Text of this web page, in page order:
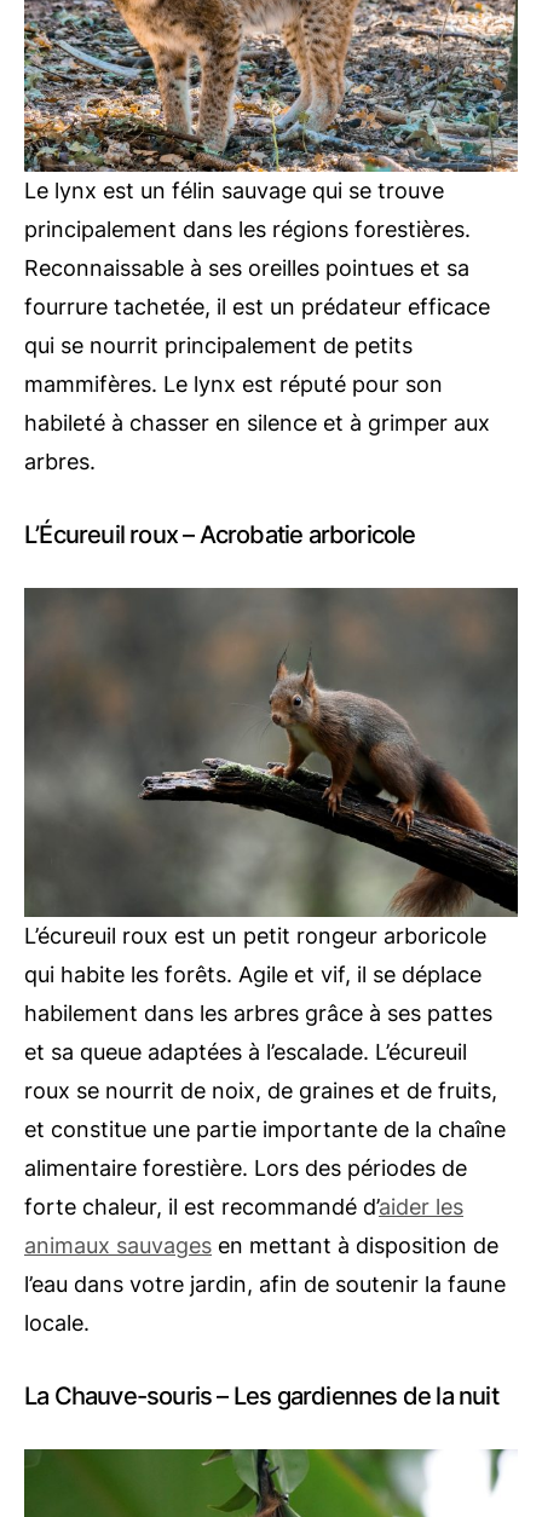
Le lynx est un félin sauvage qui se trouve
principalement dans les régions forestières.
Reconnaissable à ses oreilles pointues et sa
fourrure tachetée, il est un prédateur efficace
qui se nourrit principalement de petits
mammifères. Le lynx est réputé pour son
habileté à chasser en silence et à grimper aux
arbres.
L’Écureuil roux – Acrobatie arboricole
L’écureuil roux est un petit rongeur arboricole
qui habite les forêts. Agile et vif, il se déplace
habilement dans les arbres grâce à ses pattes
et sa queue adaptées à l’escalade. L’écureuil
roux se nourrit de noix, de graines et de fruits,
et constitue une partie importante de la chaîne
alimentaire forestière. Lors des périodes de
forte chaleur, il est recommandé d’aider les
animaux sauvages en mettant à disposition de
l’eau dans votre jardin, afin de soutenir la faune
locale.
La Chauve-souris – Les gardiennes de la nuit